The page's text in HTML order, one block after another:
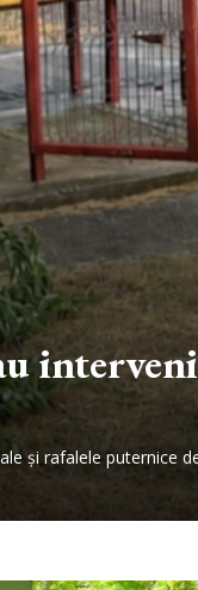
și rafalele puternice